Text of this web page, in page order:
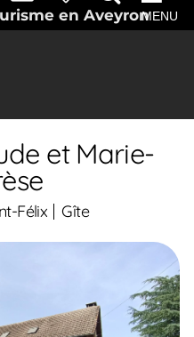
en AveyronMENU
et Marie-
Félix Gîte